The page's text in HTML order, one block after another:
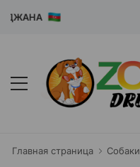
Главная страница Собаки